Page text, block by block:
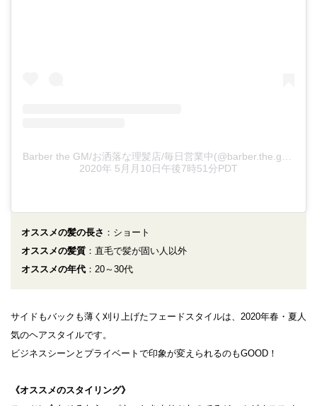
2020年 5月月10日午後7時51分PDT
オススメの髪の長さ ：ショート
オススメの髪質 ：直毛で髪が固い人以外
オススメの年代 ：20～30代
サイドもバックも薄く刈り上げたフェードスタイルは、2020年春・夏人
気のヘアスタイルです。
ビジネスシーンとプライベートで印象が変えられるのもGOOD！
《オススメのスタイリング》